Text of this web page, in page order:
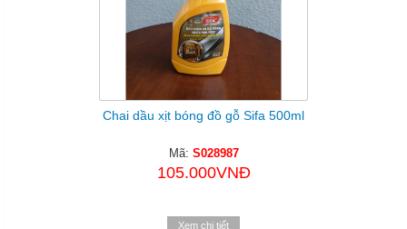
Chai dầu xịt bóng đồ gỗ Sifa 500ml
Mã: S028987
105.000VNĐ
Xem chi tiết